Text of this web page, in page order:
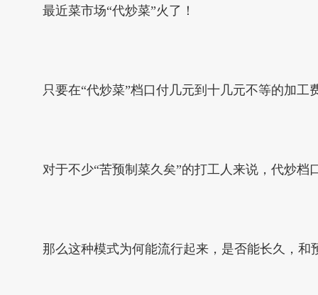
最近菜市场“代炒菜”火了！
只要在“代炒菜”档口付几元到十几元不等的加
对于不少“苦预制菜久矣”的打工人来说，代炒
那么这种模式为何能流行起来，是否能长久，和